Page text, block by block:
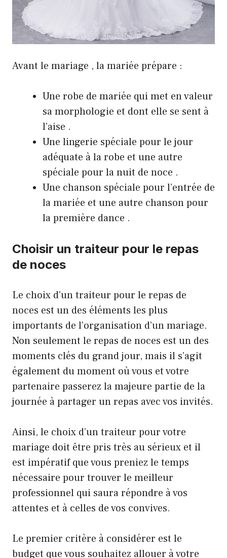
Avant le mariage , la mariée prépare :
Une robe de mariée qui met en valeur
sa morphologie et dont elle se sent à
l’aise .
Une lingerie spéciale pour le jour
adéquate à la robe et une autre
spéciale pour la nuit de noce .
Une chanson spéciale pour l’entrée de
la mariée et une autre chanson pour
la première dance .
Choisir un traiteur pour le repas
de noces
Le choix d’un traiteur pour le repas de
noces est un des éléments les plus
importants de l’organisation d’un mariage.
Non seulement le repas de noces est un des
moments clés du grand jour, mais il s’agit
également du moment où vous et votre
partenaire passerez la majeure partie de la
journée à partager un repas avec vos invités.
Ainsi, le choix d’un traiteur pour votre
mariage doit être pris très au sérieux et il
est impératif que vous preniez le temps
nécessaire pour trouver le meilleur
professionnel qui saura répondre à vos
attentes et à celles de vos convives.
Le premier critère à considérer est le
budget que vous souhaitez allouer à votre